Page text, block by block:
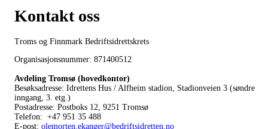
Kontakt oss
Troms og Finnmark Bedriftsidrettskrets
Organisasjonsnummer: 871400512
Avdeling Tromsø (hovedkontor)
Besøksadresse: Idrettens Hus / Alfheim stadion, Stadionveien 3 (søndre
inngang, 3. etg.)
Postadresse: Postboks 12, 9251 Tromsø
Telefon: +47 951 35 488
E-post: olemorten.ekanger@bedriftsidretten.no